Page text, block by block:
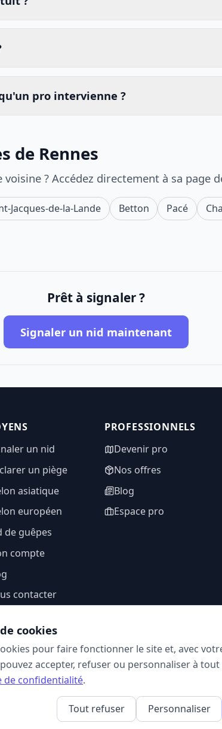
pro intervienne ?
de Rennes
? Accédez directement à sa page
Jacques-de-la-Lande Betton Pacé
Prêt à signaler ?
Signaler un nid maintenant
un nid
un piège
asiatique
européen
de guêpes
compte
contacter
PROFESSIONNELS
Devenir pro
Nos offres
Blog
Espace pro
SUIVEZ-NOUS
cookies
pour faire fonctionner le site et, avec
accepter, refuser ou personnaliser à
de confidentialité.
Tout refuser Personnaliser